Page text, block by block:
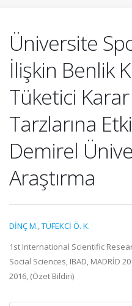
Üniversite
İlişkin Benlik
Tüketici
Tarzlarına
Demirel
Araştırma
DİNÇ M.,TÜFEKCİ Ö. K.
1st International Scientific
Social Sciences, IBAD, MADRİD
2016, (Özet Bildiri)